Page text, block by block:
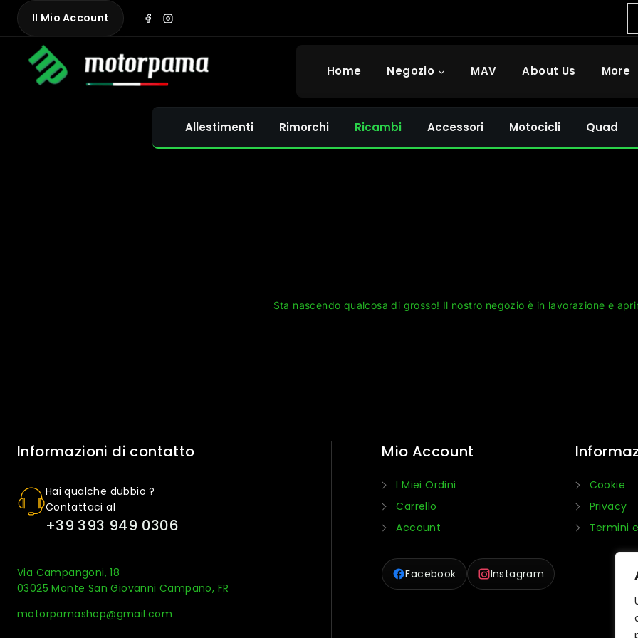
Skip
content
Il Mio Account
Home Negozio MAV About Us More
Allestimenti Rimorchi Ricambi Accessori Motocicli Quad
Sta nascendo qualcosa di grosso! Il nostro negozio è in lavorazione e
Informazioni di contatto
Hai qualche dubbio ?
Contattaci al
+39 393 949 0306
Via Campangoni, 18
03025 Monte San Giovanni Campano, FR
motorpamashop@gmail.com
Mio Account
I Miei Ordini
Carrello
Account
Facebook Instagram
Cookie
Privacy
Termini